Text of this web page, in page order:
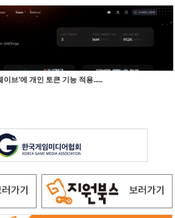
브’에 개인 토큰 기능 적용.....